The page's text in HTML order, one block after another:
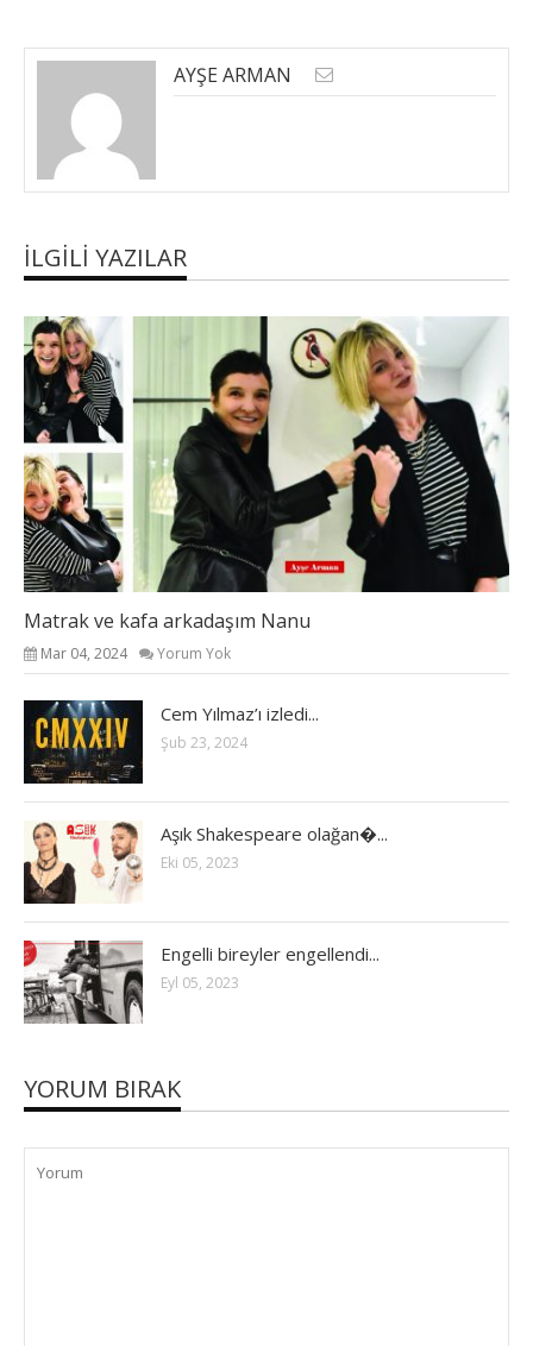
AYŞE ARMAN
İLGILI YAZILAR
Matrak ve kafa arkadaşım Nanu
Mar 04, 2024 Yorum Yok
Cem Yılmaz’ı izledi...
Şub 23, 2024
Aşık Shakespeare olağan�...
Eki 05, 2023
Engelli bireyler engellendi...
Eyl 05, 2023
YORUM BIRAK